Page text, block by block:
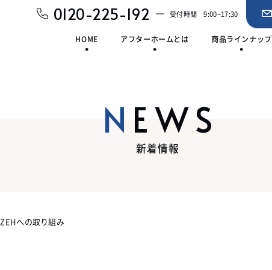
0120-225-192 受付時間 9:00~17:30
HOME アフターホームとは 商品ラインナップ
NEWS
新着情報
ZEHへの取り組み